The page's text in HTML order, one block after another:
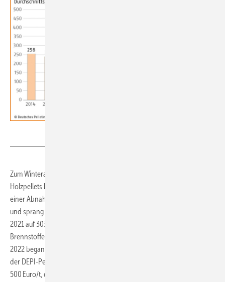
Zum Winteranfang 2021/22 hatte ein starker Preisauftrieb bei
Holzpellets begonnen, im Oktober 2021 lag der DEPI-Pelletpreis bei
einer Abnahme von 6 t bei 248 Euro/t noch im gewohnten Bereich
und sprang dann im November 2021 auf 267 Euro/t und im Dezember
2021 auf 303 Euro/t. Zuvor hatten sich die konventionellen
Brennstoffe und Rohstoffe allgemein deutlich verteuert. Ende Februar
2022 begann Russlands Angriffskrieg auf die Ukraine. In der Folge lag
der DEPI-Pelletpreis von Juli 2022 bis Dezember 2022 über
500 Euro/t, der höchste 6-t-Lieferpreis wurde für September 2022 mit